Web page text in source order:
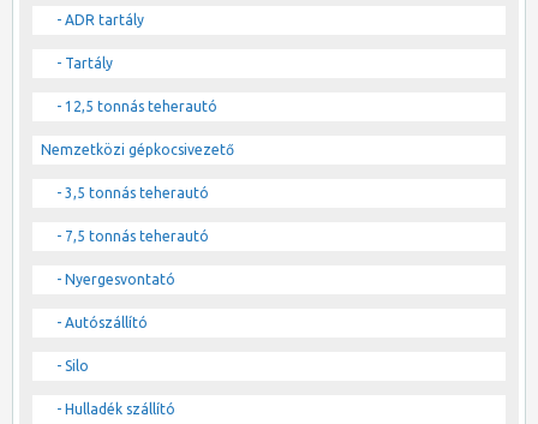
- ADR tartály
- Tartály
- 12,5 tonnás teherautó
Nemzetközi gépkocsivezető
- 3,5 tonnás teherautó
- 7,5 tonnás teherautó
- Nyergesvontató
- Autószállító
- Silo
- Hulladék szállító